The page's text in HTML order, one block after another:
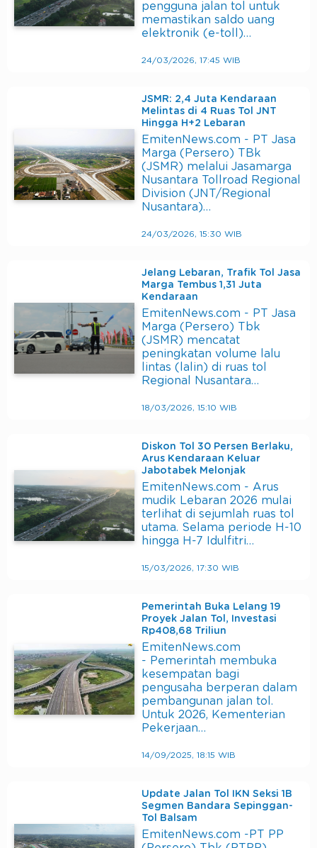
pengguna jalan tol untuk
memastikan saldo uang
elektronik (e-toll)…
24/03/2026, 17:45 WIB
JSMR: 2,4 Juta Kendaraan
Melintas di 4 Ruas Tol JNT
Hingga H+2 Lebaran
EmitenNews.com - PT Jasa
Marga (Persero) TBk
(JSMR) melalui Jasamarga
Nusantara Tollroad Regional
Division (JNT/Regional
Nusantara)…
24/03/2026, 15:30 WIB
Jelang Lebaran, Trafik Tol Jasa
Marga Tembus 1,31 Juta
Kendaraan
EmitenNews.com - PT Jasa
Marga (Persero) Tbk
(JSMR) mencatat
peningkatan volume lalu
lintas (lalin) di ruas tol
Regional Nusantara…
18/03/2026, 15:10 WIB
Diskon Tol 30 Persen Berlaku,
Arus Kendaraan Keluar
Jabotabek Melonjak
EmitenNews.com - Arus
mudik Lebaran 2026 mulai
terlihat di sejumlah ruas tol
utama. Selama periode H-10
hingga H-7 Idulfitri…
15/03/2026, 17:30 WIB
Pemerintah Buka Lelang 19
Proyek Jalan Tol, Investasi
Rp408,68 Triliun
EmitenNews.com
- Pemerintah membuka
kesempatan bagi
pengusaha berperan dalam
pembangunan jalan tol.
Untuk 2026, Kementerian
Pekerjaan…
14/09/2025, 18:15 WIB
Update Jalan Tol IKN Seksi 1B
Segmen Bandara Sepinggan-
Tol Balsam
EmitenNews.com -PT PP